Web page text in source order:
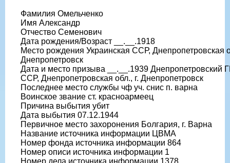
Фамилия Омельченко
Имя Александр
Отчество Семенович
Дата рождения/Возраст __.__.1918
Место рождения Украинская ССР, Днепропетровская
Днепропетровск
Дата и место призыва __.__.1939 Днепропетровский
ССР, Днепропетровская обл., г. Днепропетровск
Последнее место службы чф уч. снис п. варна
Воинское звание ст. красноармеец
Причина выбытия убит
Дата выбытия 07.12.1944
Первичное место захоронения Болгария, г. Варна
Название источника информации ЦВМА
Номер фонда источника информации 864
Номер описи источника информации 1
Номер дела источника информации 1378